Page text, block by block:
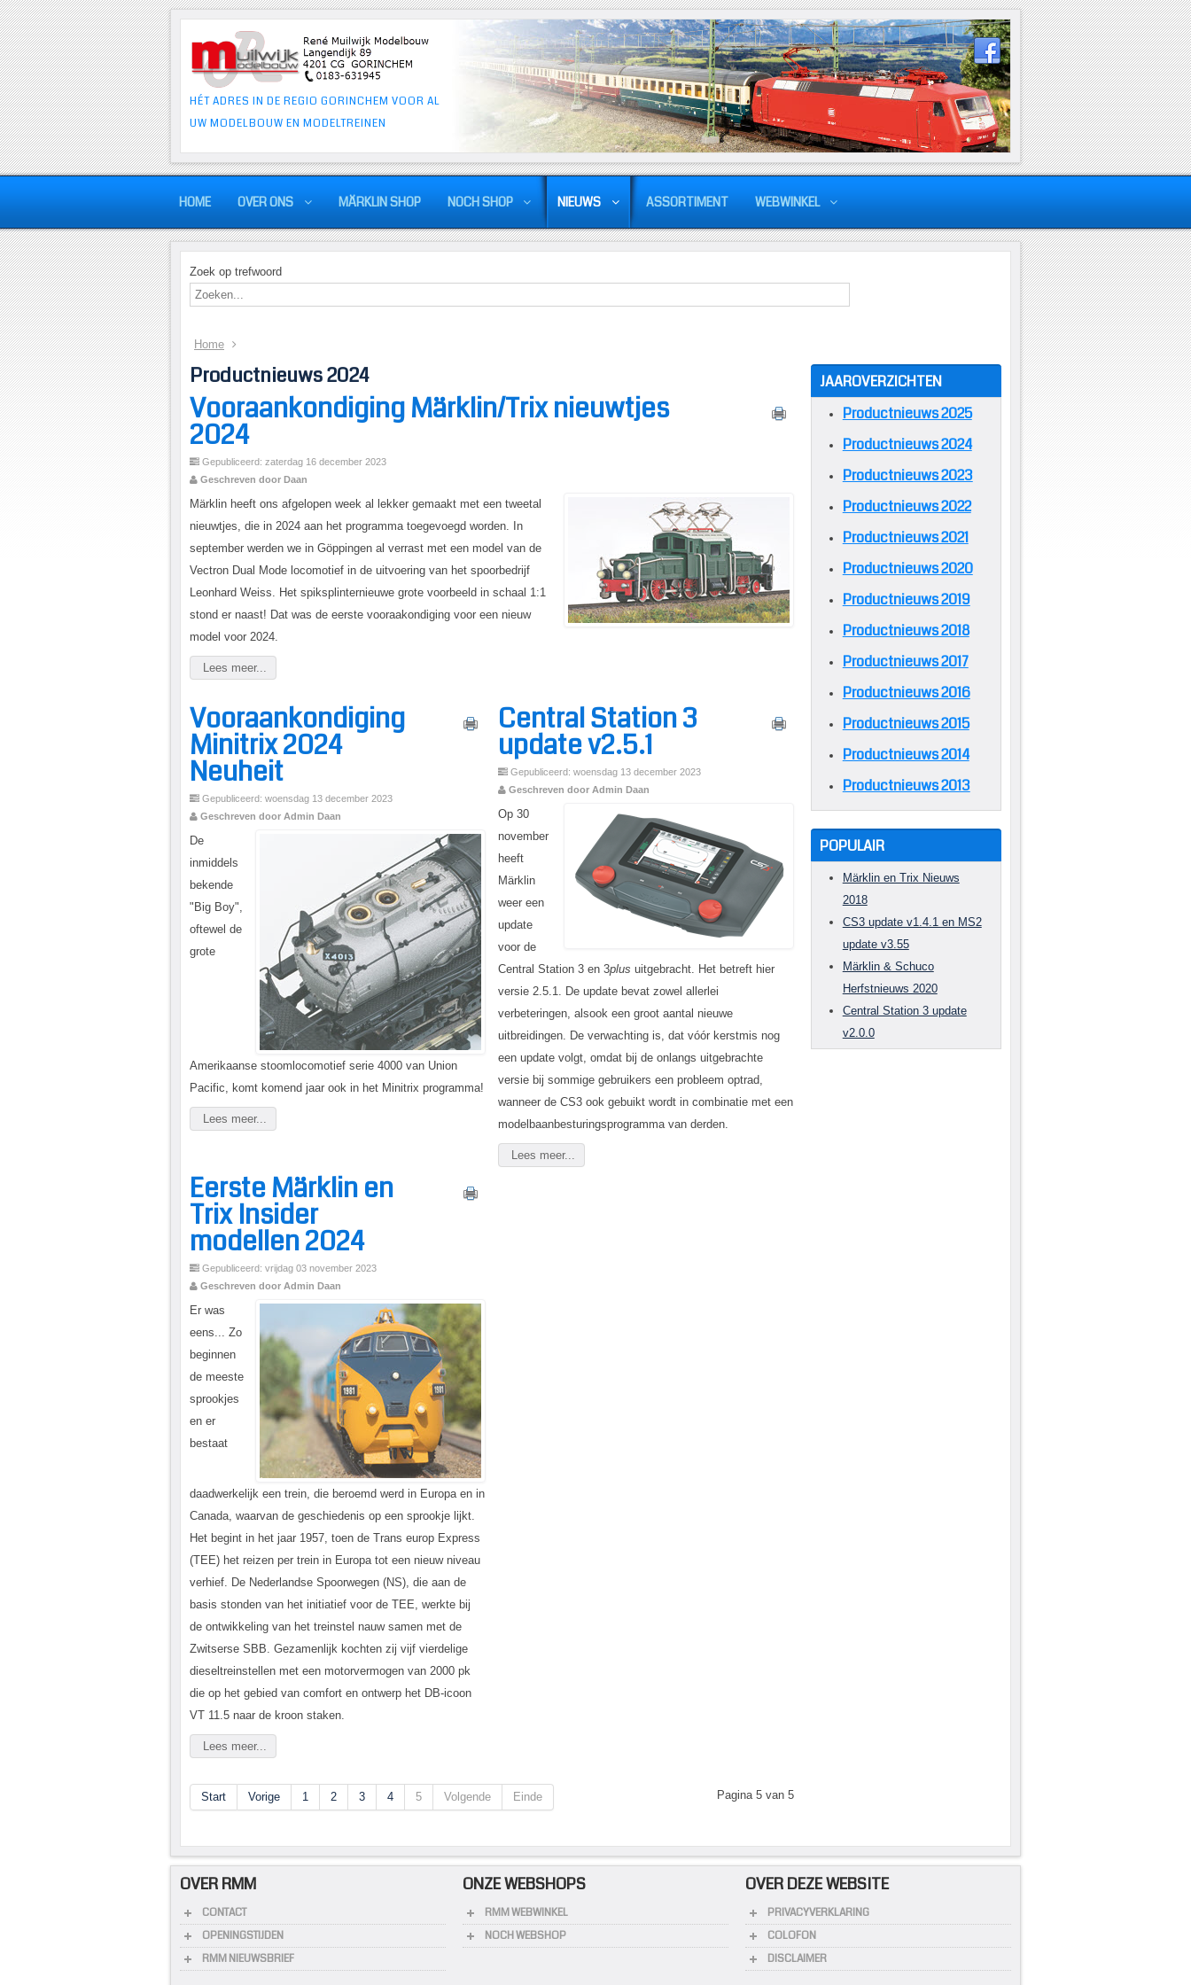
HÉT ADRES IN DE REGIO GORINCHEM VOOR AL
UW MODELBOUW EN MODELTREINEN
HOME OVER ONS MÄRKLIN SHOP NOCH SHOP NIEUWS ASSORTIMENT WEBWINKEL
Zoek op trefwoord
Home
Productnieuws 2024
Vooraankondiging Märklin/Trix nieuwtjes
2024
Gepubliceerd: zaterdag 16 december 2023
Geschreven door Daan
Märklin heeft ons afgelopen week al lekker gemaakt met een tweetal
nieuwtjes, die in 2024 aan het programma toegevoegd worden. In
september werden we in Göppingen al verrast met een model van de
Vectron Dual Mode locomotief in de uitvoering van het spoorbedrijf
Leonhard Weiss. Het spiksplinternieuwe grote voorbeeld in schaal 1:1
stond er naast! Dat was de eerste vooraakondiging voor een nieuw
model voor 2024.
Lees meer...
Vooraankondiging
Minitrix 2024
Neuheit
Gepubliceerd: woensdag 13 december 2023
Geschreven door Admin Daan
De
inmiddels
bekende
"Big Boy",
oftewel de
grote
Amerikaanse stoomlocomotief serie 4000 van Union
Pacific, komt komend jaar ook in het Minitrix programma!
Lees meer...
Central Station 3
update v2.5.1
Gepubliceerd: woensdag 13 december 2023
Geschreven door Admin Daan
Op 30
november
heeft
Märklin
weer een
update
voor de
Central Station 3 en 3plus uitgebracht. Het betreft hier
versie 2.5.1. De update bevat zowel allerlei
verbeteringen, alsook een groot aantal nieuwe
uitbreidingen. De verwachting is, dat vóór kerstmis nog
een update volgt, omdat bij de onlangs uitgebrachte
versie bij sommige gebruikers een probleem optrad,
wanneer de CS3 ook gebuikt wordt in combinatie met een
modelbaanbesturingsprogramma van derden.
Lees meer...
Eerste Märklin en
Trix Insider
modellen 2024
Gepubliceerd: vrijdag 03 november 2023
Geschreven door Admin Daan
Er was
eens... Zo
beginnen
de meeste
sprookjes
en er
bestaat
daadwerkelijk een trein, die beroemd werd in Europa en in
Canada, waarvan de geschiedenis op een sprookje lijkt.
Het begint in het jaar 1957, toen de Trans europ Express
(TEE) het reizen per trein in Europa tot een nieuw niveau
verhief. De Nederlandse Spoorwegen (NS), die aan de
basis stonden van het initiatief voor de TEE, werkte bij
de ontwikkeling van het treinstel nauw samen met de
Zwitserse SBB. Gezamenlijk kochten zij vijf vierdelige
dieseltreinstellen met een motorvermogen van 2000 pk
die op het gebied van comfort en ontwerp het DB-icoon
VT 11.5 naar de kroon staken.
Lees meer...
Pagina 5 van 5
Start Vorige 1 2 3 4 5 Volgende Einde
JAAROVERZICHTEN
Productnieuws 2025
Productnieuws 2024
Productnieuws 2023
Productnieuws 2022
Productnieuws 2021
Productnieuws 2020
Productnieuws 2019
Productnieuws 2018
Productnieuws 2017
Productnieuws 2016
Productnieuws 2015
Productnieuws 2014
Productnieuws 2013
POPULAIR
Märklin en Trix Nieuws
2018
CS3 update v1.4.1 en MS2
update v3.55
Märklin & Schuco
Herfstnieuws 2020
Central Station 3 update
v2.0.0
OVER RMM
CONTACT
OPENINGSTIJDEN
RMM NIEUWSBRIEF
ONZE WEBSHOPS
RMM WEBWINKEL
NOCH WEBSHOP
OVER DEZE WEBSITE
PRIVACYVERKLARING
COLOFON
DISCLAIMER